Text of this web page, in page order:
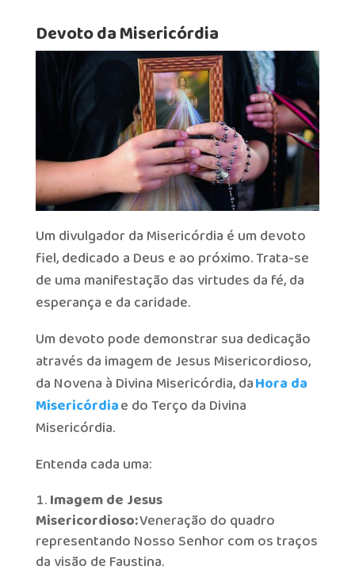
Devoto da Misericórdia
Um divulgador da Misericórdia é um devoto
fiel, dedicado a Deus e ao próximo. Trata-se
de uma manifestação das virtudes da fé, da
esperança e da caridade.
Um devoto pode demonstrar sua dedicação
através da imagem de Jesus Misericordioso,
da Novena à Divina Misericórdia, daHora da
Misericórdiae do Terço da Divina
Misericórdia.
Entenda cada uma:
Imagem de Jesus
Misericordioso:Veneração do quadro
representando Nosso Senhor com os traços
da visão de Faustina.